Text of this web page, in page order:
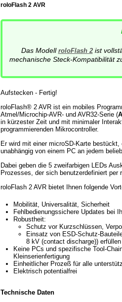
roloFlash 2 AVR
Das Modell roloFlash 2ist
mechanische Steck-Kompatibilität
Aufstecken - Fertig!
roloFlash® 2 AVR ist ein mobiles
Atmel/Microchip-AVR- und AVR32-Serie (
in kürzester Zeit und mit minimaler
programmierenden Mikrocontroller.
Er wird mit einer microSD-Karte
unabhängig von einem PC an jedem
Dabei geben die 5 zweifarbigen LEDs
Prozesses, der sich benutzerdefiniert
roloFlash 2 AVR bietet Ihnen folgende
Mobilität, Universalität, Sicherheit
Fehlbedienungssichere Updates bei
Robustheit:
Schutz vor Kurzschlüssen,
Einsatz von ESD-Schutz-
8 kV (contact discharge)) erfüllen
Keine PCs und spezifische Tool-
Kleinserienfertigung
Einheitlicher Prozeß für alle
Elektrisch potentialfrei
Technische Daten